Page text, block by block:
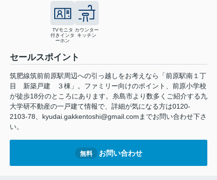
TVモニタ
付きインタ
ーホン
カウンター
キッチン
セールスポイント
筑肥線筑前前原駅周辺への引っ越しをお考えなら「前原駅南１丁
目 新築戸建 ３棟」。ファミリー向けのポイント、前原小学校
が徒歩18分のところにあります。糸島市より数多くご紹介する九
大学研不動産の一戸建て情報で、詳細が気になる方は0120-
2103-78、kyudai.gakkentoshi@gmail.comまでお問い合わせ下さ
い。
無料 お問い合わせ